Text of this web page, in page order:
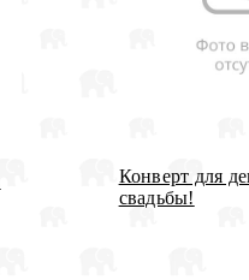
Конверт для
свадьбы!